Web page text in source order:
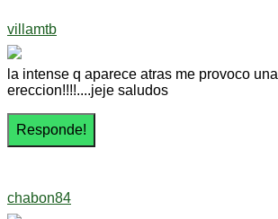
villamtb
la intense q aparece atras me provoco una
ereccion!!!!....jeje saludos
chabon84